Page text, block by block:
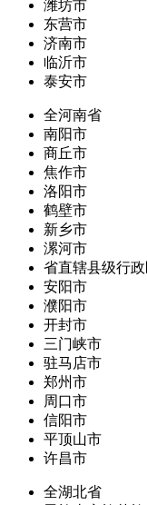
潍坊市
东营市
济南市
临沂市
泰安市
全河南省
南阳市
商丘市
焦作市
洛阳市
鹤壁市
新乡市
漯河市
省直辖县级行政
安阳市
濮阳市
开封市
三门峡市
驻马店市
郑州市
周口市
信阳市
平顶山市
许昌市
全湖北省